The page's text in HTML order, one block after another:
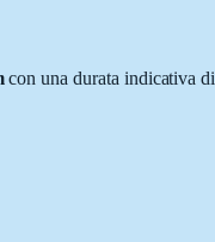
con una durata indicativa di